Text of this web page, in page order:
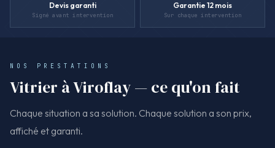
Devis garanti
Signé avant intervention
Garantie 12 mois
Sur chaque intervention
NOS PRESTATIONS
Vitrier à Viroflay — ce qu'on fait
Chaque situation a sa solution. Chaque solution a son prix,
affiché et garanti.